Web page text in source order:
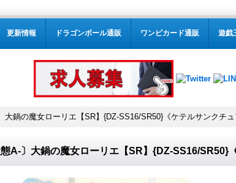
更新情報 ドラゴンボール通販 ワンピカード通販 遊戯
大鍋の魔女ローリエ【SR】{DZ-SS16/SR50}《ケテルサンクチュ
A-〕大鍋の魔女ローリエ【SR】{DZ-SS16/SR50}